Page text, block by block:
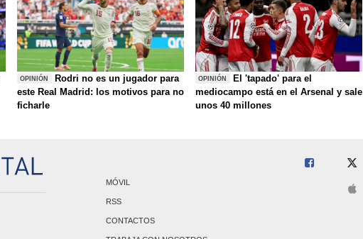
OPINIÓN
Rodri no es un jugador para
este Real Madrid: los motivos para no
ficharle
OPINIÓN
El 'tapado' para el
mediocampo está en el Arsenal y sale
unos 40 millones
MÓVIL
RSS
CONTACTOS